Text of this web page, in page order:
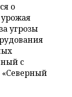
о
угрозы
с
«Северный